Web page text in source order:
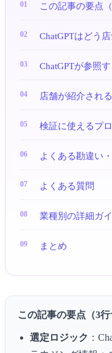
この記事の要点
ChatGPTはどう
ChatGPTが参照
店舗が紹介され
検証に使えるプ
よくある勘違い
よくある質問
業種別の詳細ガ
まとめ
この記事の要点（3行
選定ロジック ：